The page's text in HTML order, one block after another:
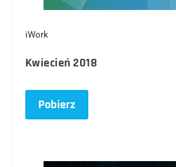
iWork
Kwiecień 2018
Pobierz